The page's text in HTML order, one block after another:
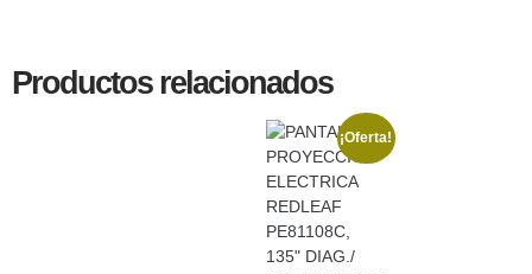
Productos relacionados
¡Oferta!